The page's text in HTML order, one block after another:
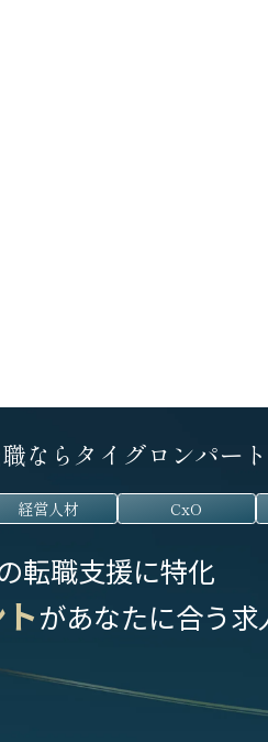
ならタイグロンパー
経営人材 CxO
転職支援に特化
があなたに合う